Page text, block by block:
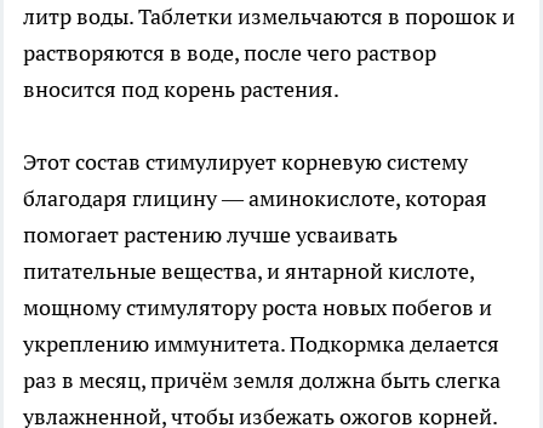
литр воды. Таблетки измельчаются в порошок и
растворяются в воде, после чего раствор
вносится под корень растения.
Этот состав стимулирует корневую систему
благодаря глицину — аминокислоте, которая
помогает растению лучше усваивать
питательные вещества, и янтарной кислоте,
мощному стимулятору роста новых побегов и
укреплению иммунитета. Подкормка делается
раз в месяц, причём земля должна быть слегка
увлажненной, чтобы избежать ожогов корней.